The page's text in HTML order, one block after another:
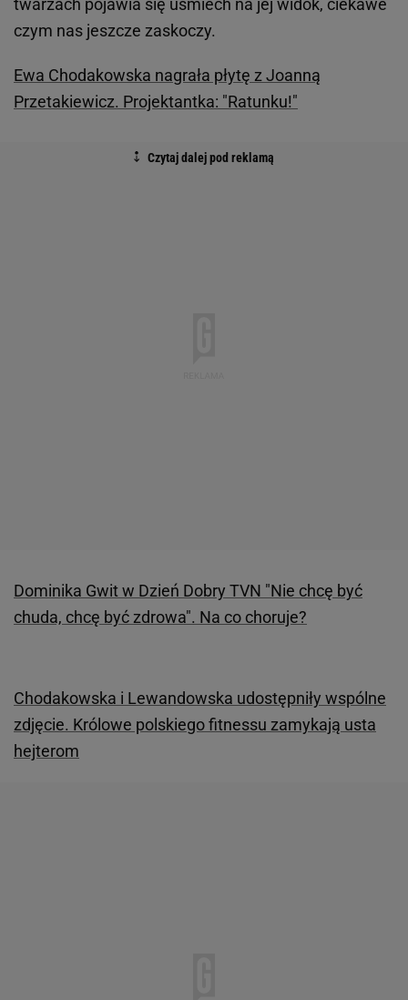
twarzach pojawia się uśmiech na jej widok, ciekawe
czym nas jeszcze zaskoczy.
Ewa Chodakowska nagrała płytę z Joanną
Przetakiewicz. Projektantka: "Ratunku!"
Dominika Gwit w Dzień Dobry TVN "Nie chcę być
chuda, chcę być zdrowa". Na co choruje?
Chodakowska i Lewandowska udostępniły wspólne
zdjęcie. Królowe polskiego fitnessu zamykają usta
hejterom